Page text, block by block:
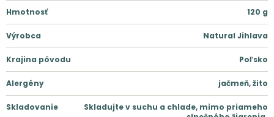
Hmotnosť 120 g
Výrobca Natural Jihlava
Krajina pôvodu Poľsko
Alergény jačmeň, žito
Skladovanie
Skladujte v suchu a chlade, mimo priameho